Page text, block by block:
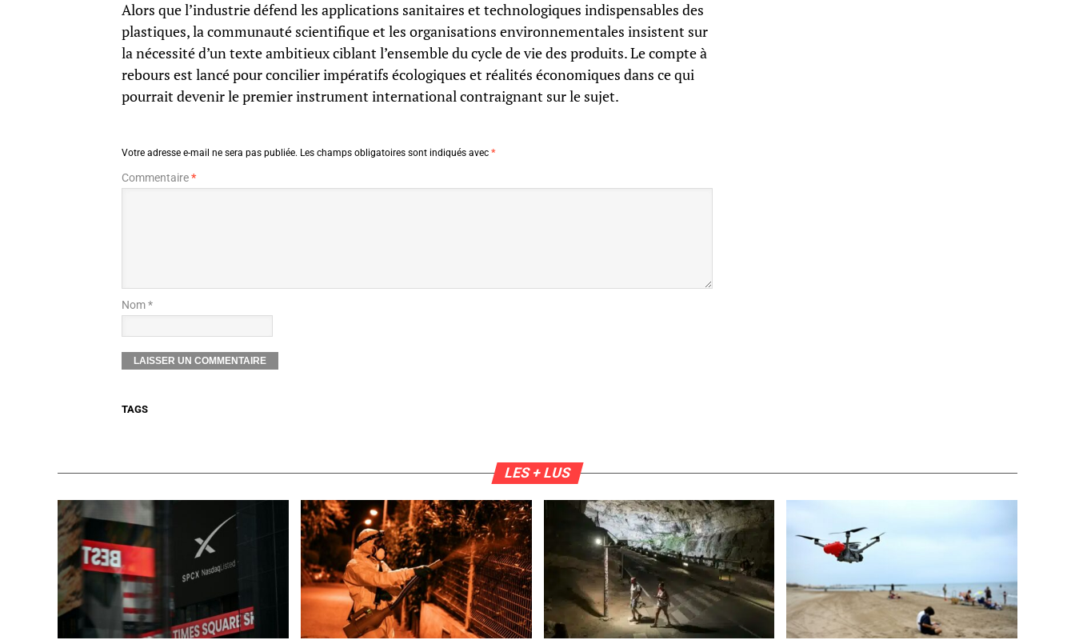
Alors que l’industrie défend les applications sanitaires et technologiques indispensables des
plastiques, la communauté scientifique et les organisations environnementales insistent sur
la nécessité d’un texte ambitieux ciblant l’ensemble du cycle de vie des produits. Le compte à
rebours est lancé pour concilier impératifs écologiques et réalités économiques dans ce qui
pourrait devenir le premier instrument international contraignant sur le sujet.
Votre adresse e-mail ne sera pas publiée. Les champs obligatoires sont indiqués avec *
Commentaire*
Nom *
TAGS
LES + LUS